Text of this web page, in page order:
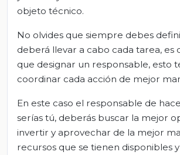
objeto técnico.
No olvides que siempre debes
deberá llevar a cabo cada tarea, es
que designar un responsable, esto
coordinar cada acción de mejor
En este caso el responsable de
serías tú, deberás buscar la mejor
invertir y aprovechar de la mejor
recursos que se tienen disponibles